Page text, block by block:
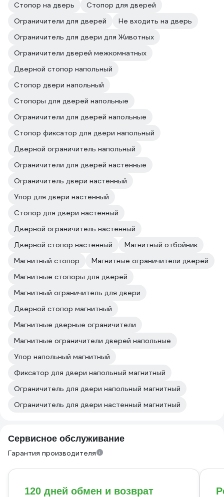
Стопор на дверь
Стопор для дверей
Ограничители для дверей
Не входить на дверь
Ограничитель для двери для Животных
Ограничители дверей межкомнатных
Дверной стопор напольный
Стопор двери напольный
Стопоры для дверей напольные
Ограничители для дверей напольные
Стопор фиксатор для двери напольный
Дверной ограничитель напольный
Ограничители для дверей настенные
Ограничитель двери настенный
Упор для двери настенный
Стопор для двери настенный
Дверной ограничитель настенный
Дверной стопор настенный
Магнитный отбойник
Магнитный стопор
Магнитные ограничители дверей
Магнитные стопоры для дверей
Магнитный ограничитель для двери
Дверной стопор магнитный
Магнитные дверные ограничители
Магнитные ограничители дверей напольные
Упор напольный магнитный
Фиксатор для двери напольный магнитный
Ограничитель для двери напольный магнитный
Ограничитель для двери настенный магнитный
Сервисное обслуживание
Гарантия производителя
120 дней обмен и возврат